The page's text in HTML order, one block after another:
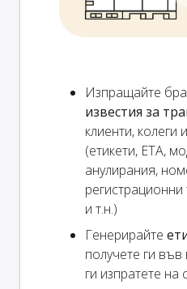
Изпращайте
известия за
клиенти, колеги
(етикети, ETA,
анулирания,
и т.н.)
Генерирайте
получете ги
ги изпратете на